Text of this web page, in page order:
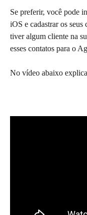
Se preferir, você pode
iOS e cadastrar os
tiver algum cliente na
esses contatos para o
No vídeo abaixo